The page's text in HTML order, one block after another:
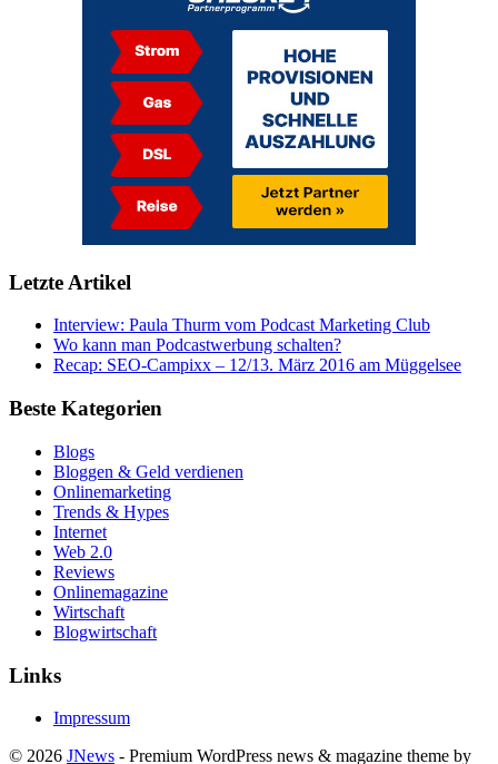
Letzte Artikel
Interview: Paula Thurm vom Podcast Marketing Club
Wo kann man Podcastwerbung schalten?
Recap: SEO-Campixx – 12/13. März 2016 am Müggelsee
Beste Kategorien
Blogs
Bloggen & Geld verdienen
Onlinemarketing
Trends & Hypes
Internet
Web 2.0
Reviews
Onlinemagazine
Wirtschaft
Blogwirtschaft
Links
Impressum
© 2026 JNews - Premium WordPress news & magazine theme by